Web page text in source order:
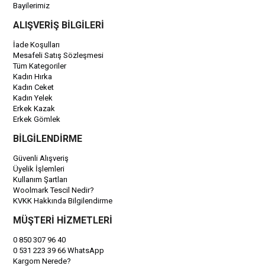
Bayilerimiz
ALIŞVERİŞ BİLGİLERİ
İade Koşulları
Mesafeli Satış Sözleşmesi
Tüm Kategoriler
Kadın Hırka
Kadın Ceket
Kadın Yelek
Erkek Kazak
Erkek Gömlek
BİLGİLENDİRME
Güvenli Alışveriş
Üyelik İşlemleri
Kullanım Şartları
Woolmark Tescil Nedir?
KVKK Hakkında Bilgilendirme
MÜŞTERİ HİZMETLERİ
0 850 307 96 40
0 531 223 39 66 WhatsApp
Kargom Nerede?